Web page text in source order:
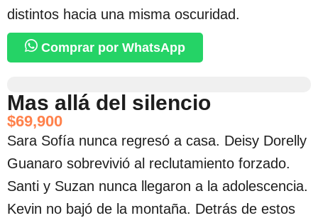
distintos hacia una misma oscuridad.
Comprar por WhatsApp
Mas allá del silencio
$69,900
Sara Sofía nunca regresó a casa. Deisy Dorelly
Guanaro sobrevivió al reclutamiento forzado.
Santi y Suzan nunca llegaron a la adolescencia.
Kevin no bajó de la montaña. Detrás de estos